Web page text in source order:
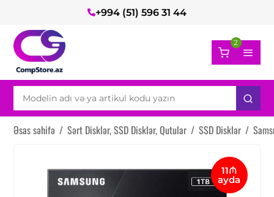
+994 (51) 596 31 44
2
Əsas səhifə / Sərt Disklər, SSD Disklər, Qutular / SSD Disklər /
11₼
ayda